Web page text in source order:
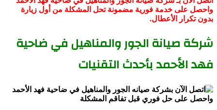
واحصل على خدمة فورية مضمونة تحل المشكلة من أول زيارة
بدون تكرار الأعطال.
شركة صيانة الجور والمناهيل في ضاحية
فهد الأحمد بأحدث التقنيات